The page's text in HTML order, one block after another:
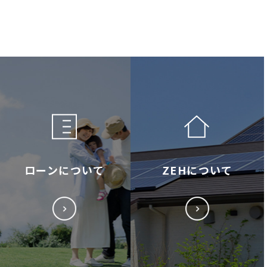
ローンについて ZEHについて